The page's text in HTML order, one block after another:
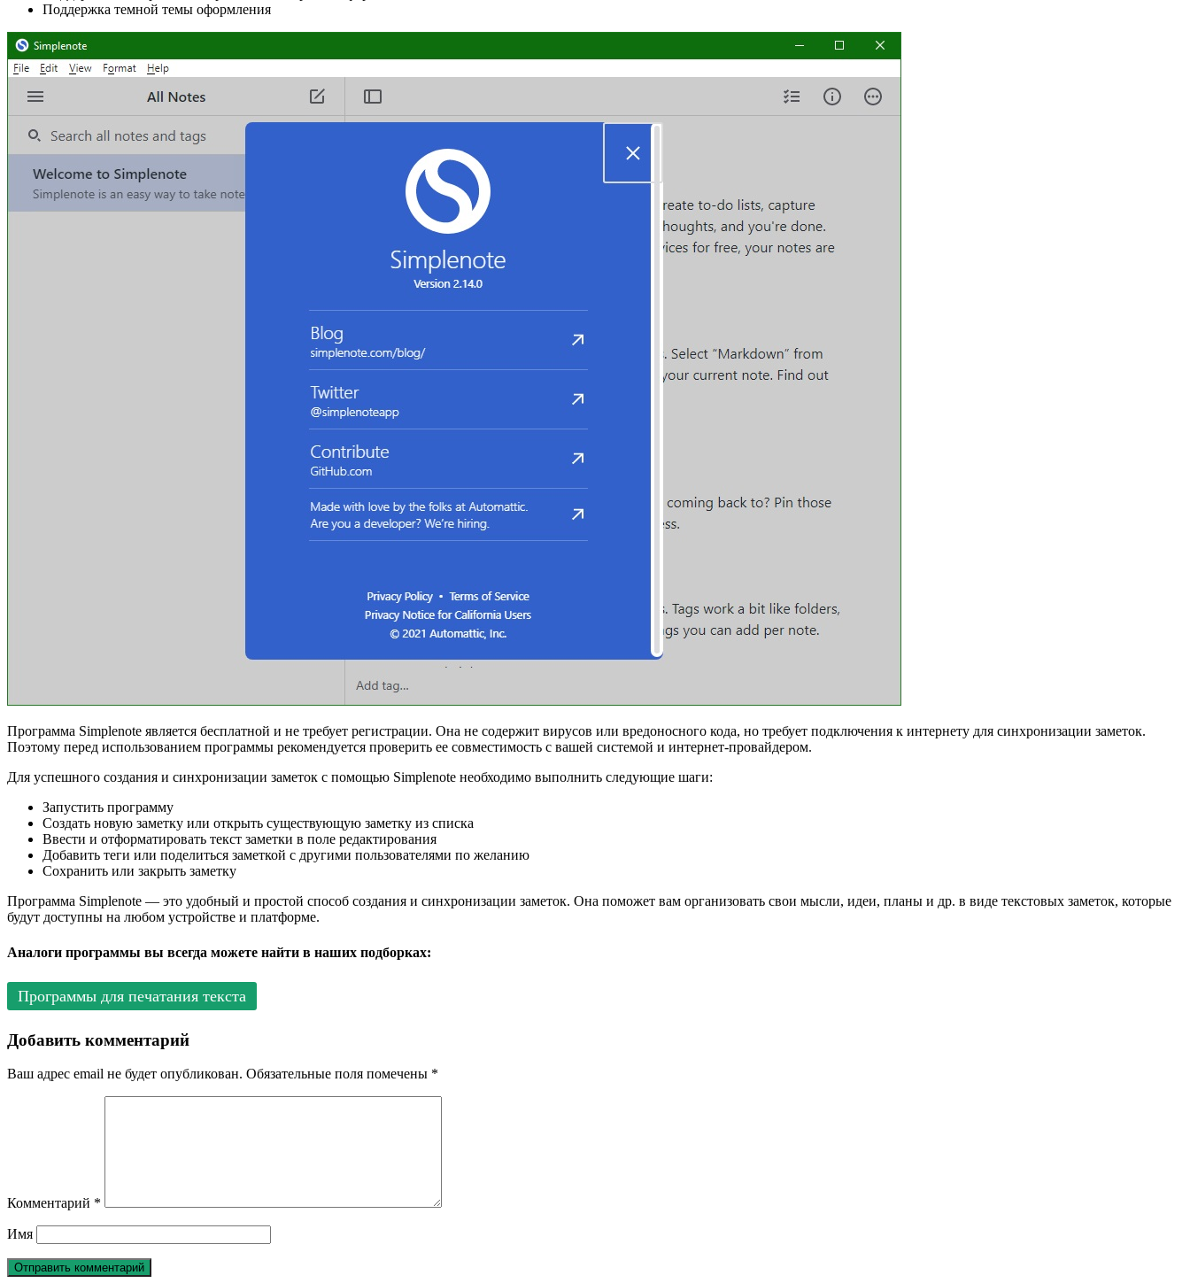
Поддержка темной темы оформления
Программа Simplenote является бесплатной и не требует регистрации. Она не содержит вирусов или вредоносного кода, но требует подключения к интернету для синхронизации заметок.
Поэтому перед использованием программы рекомендуется проверить ее совместимость с вашей системой и интернет-провайдером.
Для успешного создания и синхронизации заметок с помощью Simplenote необходимо выполнить следующие шаги:
Запустить программу
Создать новую заметку или открыть существующую заметку из списка
Ввести и отформатировать текст заметки в поле редактирования
Добавить теги или поделиться заметкой с другими пользователями по желанию
Сохранить или закрыть заметку
Программа Simplenote — это удобный и простой способ создания и синхронизации заметок. Она поможет вам организовать свои мысли, идеи, планы и др. в виде текстовых заметок, которые
будут доступны на любом устройстве и платформе.
Аналоги программы вы всегда можете найти в наших подборках:
Программы для печатания текста
Добавить комментарий
Ваш адрес email не будет опубликован. Обязательные поля помечены *
Комментарий *
Имя